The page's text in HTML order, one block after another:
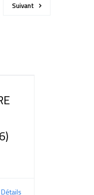
Suivant
Détails